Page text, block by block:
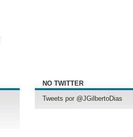
NO TWITTER
Tweets por @JGilbertoDias